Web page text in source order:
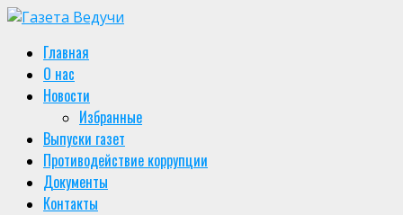
Skip
content
Primary
Menu
Главная
О нас
Новости
Избранные
Выпуски газет
Противодействие коррупции
Документы
Контакты